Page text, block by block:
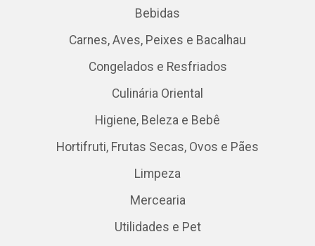
Bebidas
Carnes, Aves, Peixes e Bacalhau
Congelados e Resfriados
Culinária Oriental
Higiene, Beleza e Bebê
Hortifruti, Frutas Secas, Ovos e Pães
Limpeza
Mercearia
Utilidades e Pet